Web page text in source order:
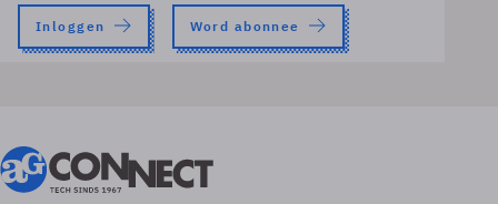
Inloggen Word abonnee